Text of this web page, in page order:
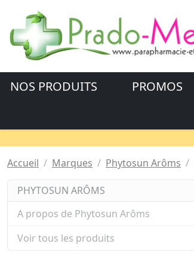
NOS PRODUITS PROMOS
Accueil Marques Phytosun Arôms
PHYTOSUN ARÔMS
A propos de Phytosun Arôms
Voir tous les produits